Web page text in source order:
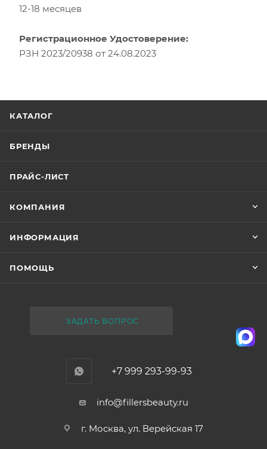
12-18 месяцев
Регистрационное Удостоверение:
РЗН 2023/20938 от 24.08.2023
КАТАЛОГ
БРЕНДЫ
ПРАЙС-ЛИСТ
КОМПАНИЯ
ИНФОРМАЦИЯ
ПОМОЩЬ
ЗАДАТЬ ВОПРОС
+7 999 293-99-93
info@fillersbeauty.ru
г. Москва, ул. Верейская 17